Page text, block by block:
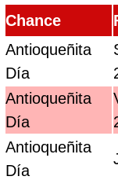
Chance
Antioqueñita
Día
Antioqueñita
Día
Antioqueñita
Día